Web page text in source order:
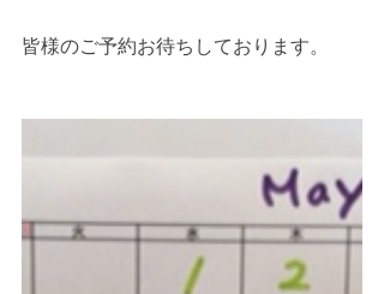
皆様のご予約お待ちしております。